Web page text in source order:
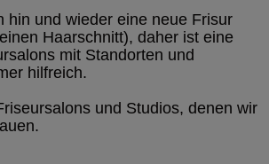
hin und wieder eine neue Frisur
Haarschnitt), daher ist eine
mit Standorten und
hilfreich.
und Studios, denen wir